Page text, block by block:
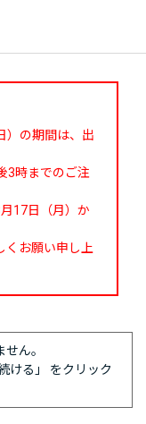
）の期間は、出
3時までのご注
17日（月）か
くお願い申し上
ん。
ける」 をクリック